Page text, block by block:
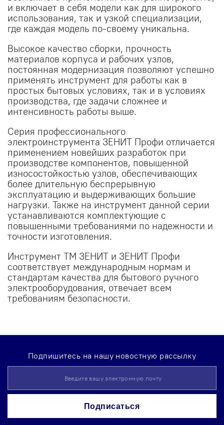
и включает в себя модели как для широкого
использования, так и узкой специализации,
где каждая модель по-своему уникальна.
Высокое качество сборки, прочность
материалов корпуса и рабочих узлов,
постоянная модернизация позволяют успешно
применять инструмент для работы как в
простых бытовых условиях, так и в условиях
производства, где задачи сложнее и
интенсивность работы выше.
Серия профессионального
электроинструмента ЗЕНИТ Профи отличается
применением новейших разработок при
производстве компонентов, повышенной
износостойкостью узлов, обеспечивающих
более длительную беспрерывную
эксплуатацию и выдерживающих большие
нагрузки. Также на инструмент данной серии
устанавливаются комплектующие с
повышенными требованиями по надежности и
точности изготовления.
Инструмент ТМ ЗЕНИТ и ЗЕНИТ Профи
соответствует международным нормам и
стандартам качества для бытового ручного
электрооборудования, отвечает всем
требованиям безопасности.
Подпишитесь на нашу новостную рассылку
Up
for
Newsletter:
Подписаться